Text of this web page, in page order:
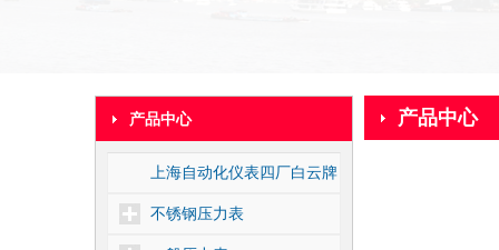
产品中心
上海自动化仪表四厂白云牌
不锈钢压力表
产品中心